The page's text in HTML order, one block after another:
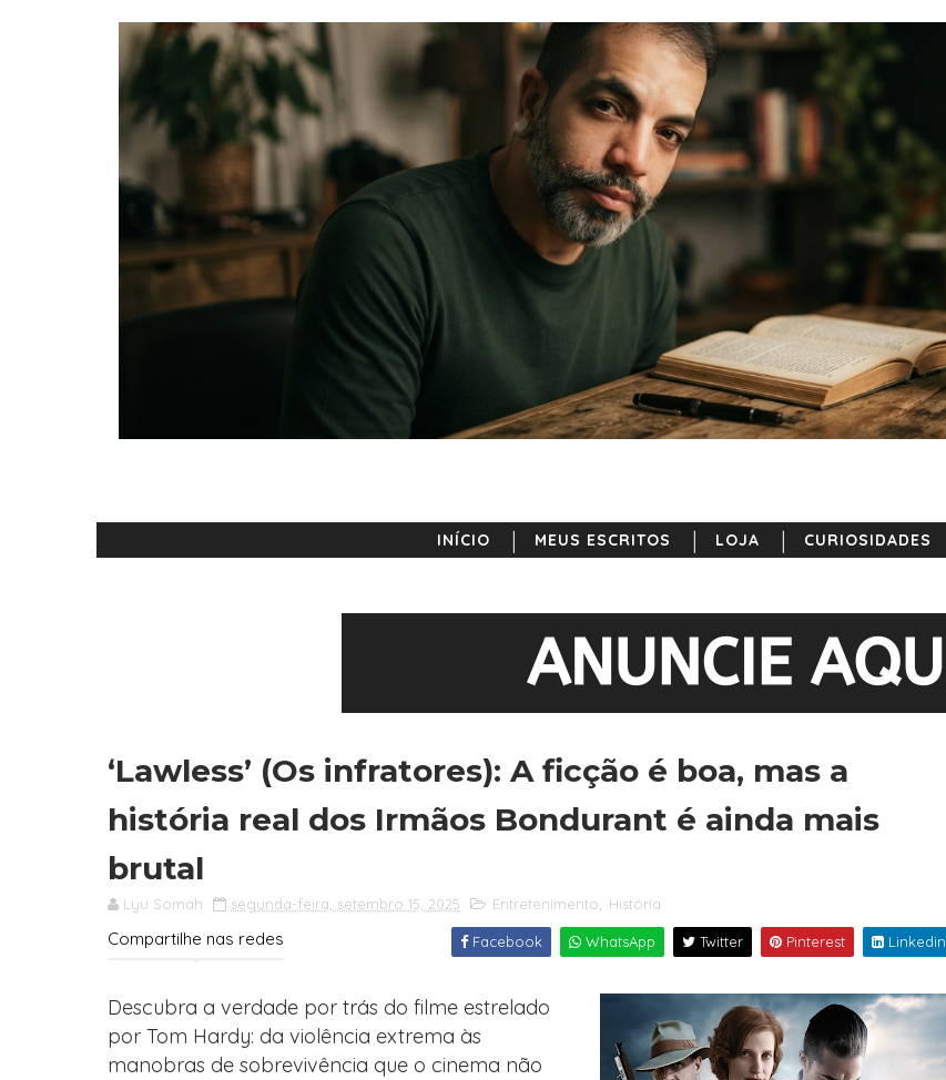
INÍCIO MEUS ESCRITOS LOJA CURIOSIDADES
‘Lawless’ (Os infratores): A ficção é boa, mas a
história real dos Irmãos Bondurant é ainda mais
brutal
Lyu Somah segunda-feira, setembro 15, 2025 Entretenimento, História
Compartilhe nas redes Facebook WhatsApp Twitter Pinterest Linkedin
Descubra a verdade por trás do filme estrelado
por Tom Hardy: da violência extrema às
manobras de sobrevivência que o cinema não